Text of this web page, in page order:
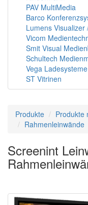
PAV MultiMedia
Barco
Lumens Visualizer
Vicom
Smit Visual
Schultech
Vega Ladesysteme
ST Vitrinen
Produkte Produkte
Rahmenleinwände
Screenint